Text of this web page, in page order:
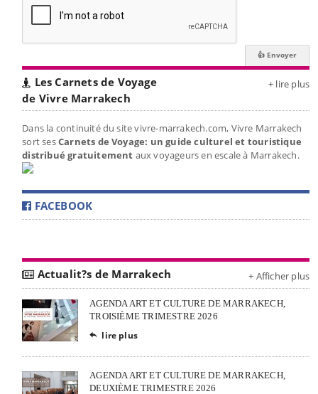
Les Carnets de Voyage
de Vivre Marrakech
+ lire plus
Dans la continuité du site vivre-marrakech.com, Vivre Marrakech
sort sesCarnets de Voyage: un guide culturel et touristique
distribué gratuitement aux voyageurs en escale à Marrakech.
FACEBOOK
Actualit?s de Marrakech + Afficher plus
AGENDA ART ET CULTURE DE MARRAKECH,
TROISIÈME TRIMESTRE 2026
 lire plus
AGENDA ART ET CULTURE DE MARRAKECH,
DEUXIÈME TRIMESTRE 2026